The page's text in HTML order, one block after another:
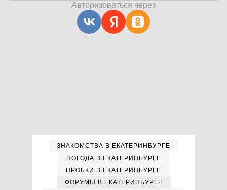
Авторизоваться через
ЗНАКОМСТВА В ЕКАТЕРИНБУРГЕ
ПОГОДА В ЕКАТЕРИНБУРГЕ
ПРОБКИ В ЕКАТЕРИНБУРГЕ
ФОРУМЫ В ЕКАТЕРИНБУРГЕ